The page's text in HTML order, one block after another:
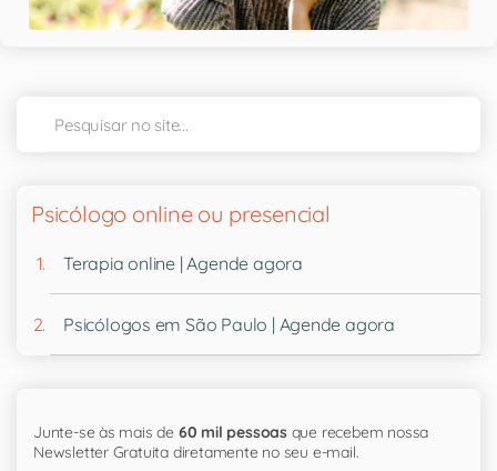
Psicólogo online ou presencial
Terapia online | Agende agora
Psicólogos em São Paulo | Agende agora
Junte-se às mais de 60 mil pessoasque recebem nossa
Newsletter Gratuita diretamente no seu e-mail.